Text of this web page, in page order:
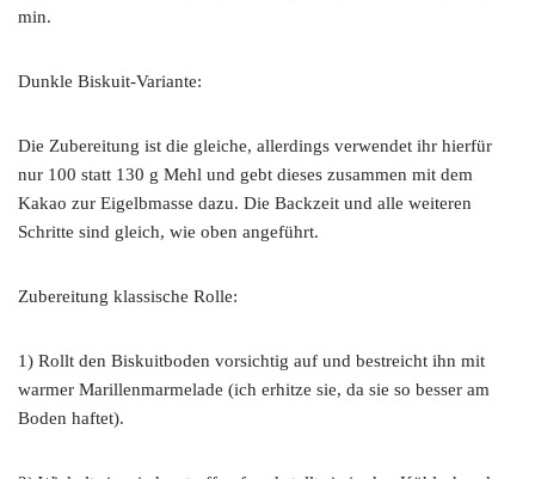
min.
Dunkle Biskuit-Variante:
Die Zubereitung ist die gleiche, allerdings verwendet ihr hierfür
nur 100 statt 130 g Mehl und gebt dieses zusammen mit dem
Kakao zur Eigelbmasse dazu. Die Backzeit und alle weiteren
Schritte sind gleich, wie oben angeführt.
Zubereitung klassische Rolle:
1) Rollt den Biskuitboden vorsichtig auf und bestreicht ihn mit
warmer Marillenmarmelade (ich erhitze sie, da sie so besser am
Boden haftet).